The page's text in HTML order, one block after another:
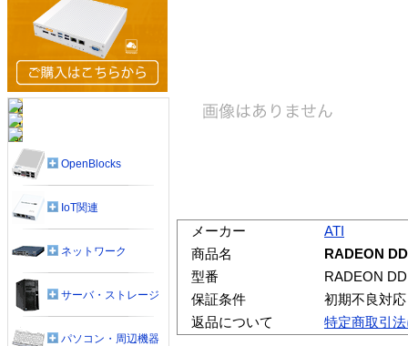
メーカー
ATI
商品名
RADEON
型番
RADEON
保証条件
初期不良対
返品について
特定商取引
OpenBlocks
IoT関連
ネットワーク
サーバ・ストレージ
パソコン・周辺機器